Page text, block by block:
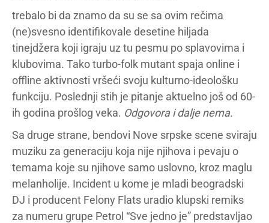
trebalo bi da znamo da su se sa ovim rečima
(ne)svesno identifikovale desetine hiljada
tinejdžera koji igraju uz tu pesmu po splavovima i
klubovima. Tako turbo-folk mutant spaja online i
offline aktivnosti vršeći svoju kulturno-ideološku
funkciju. Poslednji stih je pitanje aktuelno još od 60-
ih godina prošlog veka. Odgovora i dalje nema.
Sa druge strane, bendovi Nove srpske scene sviraju
muziku za generaciju koja nije njihova i pevaju o
temama koje su njihove samo uslovno, kroz maglu
melanholije. Incident u kome je mladi beogradski
DJ i producent Felony Flats uradio klupski remiks
za numeru grupe Petrol “Sve jedno je” predstavljao